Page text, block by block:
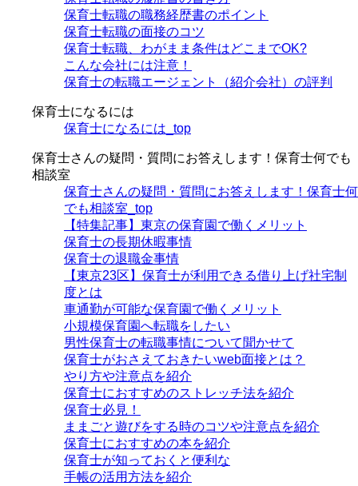
保育士転職の職務経歴書のポイント
保育士転職の面接のコツ
保育士転職、わがまま条件はどこまでOK?
こんな会社には注意！
保育士の転職エージェント（紹介会社）の評判
保育士になるには
保育士になるには_top
保育士さんの疑問・質問にお答えします！保育士何でも
相談室
保育士さんの疑問・質問にお答えします！保育士何
でも相談室_top
【特集記事】東京の保育園で働くメリット
保育士の長期休暇事情
保育士の退職金事情
【東京23区】保育士が利用できる借り上げ社宅制
度とは
車通勤が可能な保育園で働くメリット
小規模保育園へ転職をしたい
男性保育士の転職事情について聞かせて
保育士がおさえておきたいweb面接とは？
やり方や注意点を紹介
保育士におすすめのストレッチ法を紹介
保育士必見！
ままごと遊びをする時のコツや注意点を紹介
保育士におすすめの本を紹介
保育士が知っておくと便利な
手帳の活用方法を紹介